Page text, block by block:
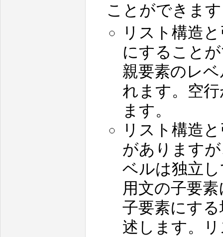
ことができま
リスト構造
にすること
親要素のレ
れます。空
ます。
リスト構造
があります
ベルは独立
用文の子要
子要素にす
述します。